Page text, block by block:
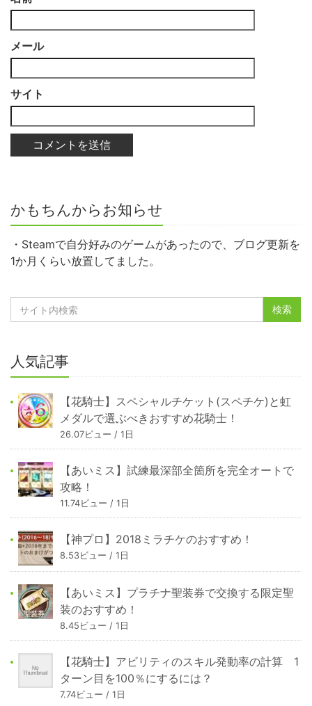
メール
サイト
かもちんからお知らせ
・Steamで自分好みのゲームがあったので、ブログ更新を
1か月くらい放置してました。
人気記事
【花騎士】スペシャルチケット(スペチケ)と虹
メダルで選ぶべきおすすめ花騎士！
26.07ビュー / 1日
【あいミス】試練最深部全箇所を完全オートで
攻略！
11.74ビュー / 1日
【神プロ】2018ミラチケのおすすめ！
8.53ビュー / 1日
【あいミス】プラチナ聖装券で交換する限定聖
装のおすすめ！
8.45ビュー / 1日
【花騎士】アビリティのスキル発動率の計算 1
ターン目を100％にするには？
7.74ビュー / 1日